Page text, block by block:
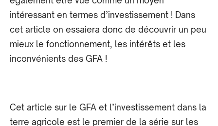
intéressant en termes d’investissement ! Dans
cet article on essaiera donc de découvrir un peu
mieux le fonctionnement, les intérêts et les
inconvénients des GFA !
Cet article sur le GFA et l’investissement dans la
terre agricole est le premier de la série sur les